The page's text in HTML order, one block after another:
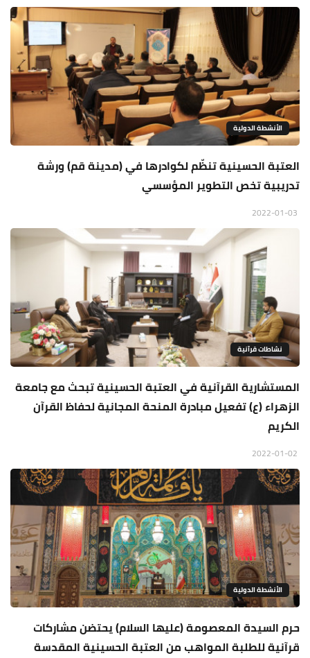
الأنشطة الدولية
العتبة الحسينية تنظّم لكوادرها في (مدينة قم) ورشة
تدريبية تخص التطوير المؤسسي
نشاطات قرآنية
المستشارية القرآنية في العتبة الحسينية تبحث مع جامعة
الزهراء (ع) تفعيل مبادرة المنحة المجانية لحفاظ القرآن
الكريم
الأنشطة الدولية
حرم السيدة المعصومة (عليها السلام) يحتضن مشاركات
قرآنية للطلبة المواهب من العتبة الحسينية المقدسة